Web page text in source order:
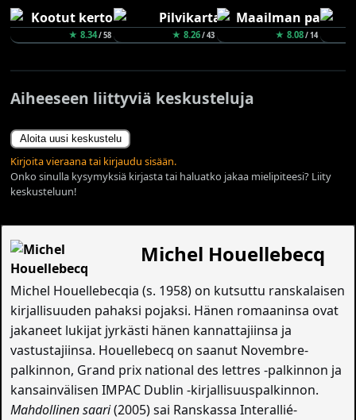
★ 8.34/ 58 ★ 8.26/ 43 ★ 8.08/ 14
Aiheeseen liittyviä keskusteluja
Aloita uusi keskustelu
Kirjoita vieraana tai kirjaudu sisään.
Onko sinulla kysymyksiä kirjasta tai haluatko jakaa mielipiteesi? Liity
keskusteluun!
Michel Houellebecq
Michel Houellebecqia (s. 1958) on kutsuttu ranskalaisen
kirjallisuuden pahaksi pojaksi. Hänen romaaninsa ovat
jakaneet lukijat jyrkästi hänen kannattajiinsa ja
vastustajiinsa. Houellebecq on saanut Novembre-
palkinnon, Grand prix national des lettres -palkinnon ja
kansainvälisen IMPAC Dublin -kirjallisuuspalkinnon.
Mahdollinen saari(2005) sai Ranskassa Interallié-